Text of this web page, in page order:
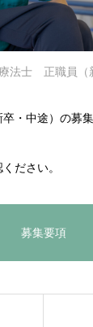
士 正職員（新卒・中
・中途）の募集
ださい。
募集要項